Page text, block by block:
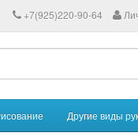
+7(925)220-90-64
Другие виды